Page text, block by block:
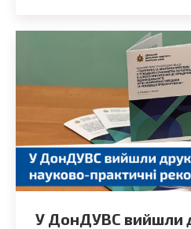
У ДонДУВС вийшли